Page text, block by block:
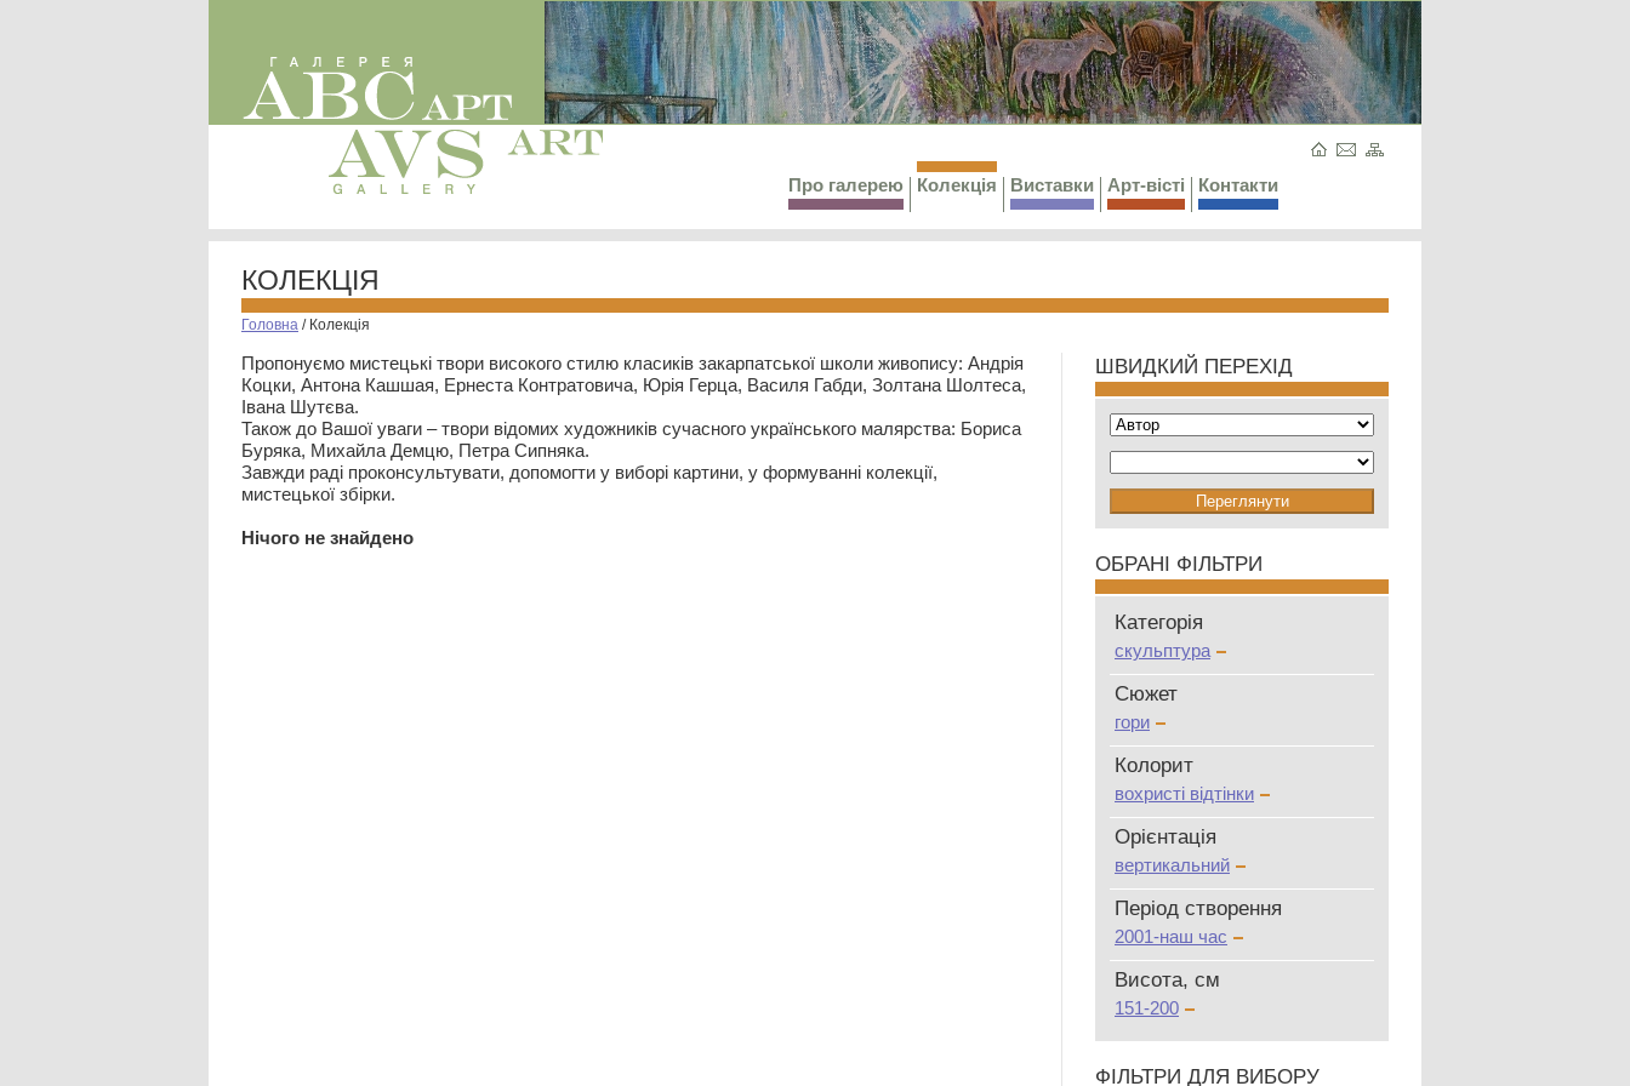
Про галерею Колекція Виставки Арт-вісті Контакти
КОЛЕКЦІЯ
Головна / Колекція
Пропонуємо мистецькі твори високого стилю класиків закарпатської школи живопису: Андрія
Коцки, Антона Кашшая, Ернеста Контратовича, Юрія Герца, Василя Габди, Золтана Шолтеса,
Івана Шутєва.
Також до Вашої уваги – твори відомих художників сучасного українського малярства: Бориса
Буряка, Михайла Демцю, Петра Сипняка.
Завжди раді проконсультувати, допомогти у виборі картини, у формуванні колекції,
мистецької збірки.
Нiчого не знайдено
ШВИДКИЙ ПЕРЕХІД
ОБРАНІ ФІЛЬТРИ
Категорія
скульптура
Сюжет
гори
Колорит
вохристі відтінки
Oрієнтація
вертикальний
Період створення
2001-наш час
Висота, см
151-200
ФІЛЬТРИ ДЛЯ ВИБОРУ